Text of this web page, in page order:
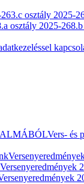
3.c osztály 2025-
osztály 2025-26
Vers- és
Versenyeredmények